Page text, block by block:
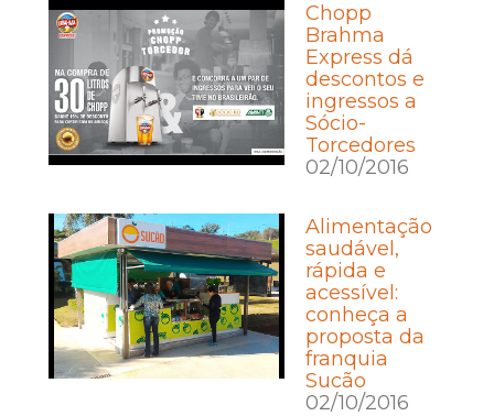
Chopp
Brahma
Express dá
descontos e
ingressos a
Sócio-
Torcedores
02/10/2016
Alimentação
saudável,
rápida e
acessível:
conheça a
proposta da
franquia
Sucão
02/10/2016